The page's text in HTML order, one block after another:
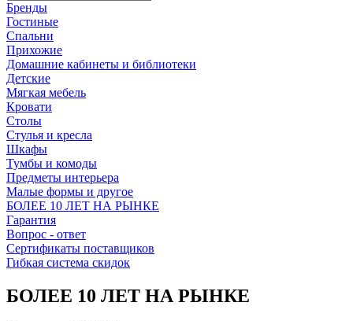
Бренды
Гостиные
Спальни
Прихожие
Домашние кабинеты и библиотеки
Детские
Мягкая мебель
Кровати
Столы
Стулья и кресла
Шкафы
Тумбы и комоды
Предметы интерьера
Малые формы и другое
БОЛЕЕ 10 ЛЕТ НА РЫНКЕ
Гарантия
Вопрос - ответ
Сертификаты поставщиков
Гибкая система скидок
БОЛЕЕ 10 ЛЕТ НА РЫНКЕ